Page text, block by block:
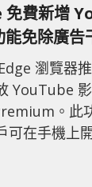
免費新增
免除廣告
瀏覽器
YouTube
。此
可在手機上
的觀看體驗。 這